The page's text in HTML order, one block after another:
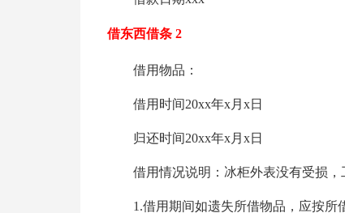
借东西借条 2
借用物品：
借用时间20xx年x月x日
归还时间20xx年x月x日
借用情况说明：冰柜外表没有受损，
1.借用期间如遗失所借物品，应按所